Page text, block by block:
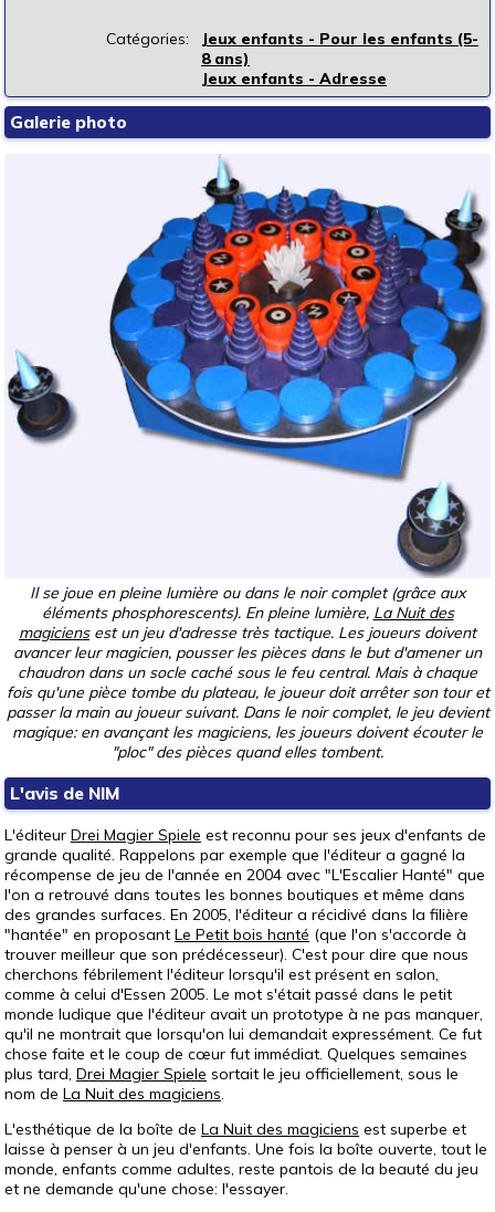
Catégories:
Jeux enfants - Pour les enfants (5-
8 ans)
Jeux enfants - Adresse
Galerie photo
Il se joue en pleine lumière ou dans le noir complet (grâce aux
éléments phosphorescents). En pleine lumière, La Nuit des
magiciensest un jeu d'adresse très tactique. Les joueurs doivent
avancer leur magicien, pousser les pièces dans le but d'amener un
chaudron dans un socle caché sous le feu central. Mais à chaque
fois qu'une pièce tombe du plateau, le joueur doit arrêter son tour et
passer la main au joueur suivant. Dans le noir complet, le jeu devient
magique: en avançant les magiciens, les joueurs doivent écouter le
"ploc" des pièces quand elles tombent.
L'avis de NIM
L'éditeur Drei Magier Spiele est reconnu pour ses jeux d'enfants de
grande qualité. Rappelons par exemple que l'éditeur a gagné la
récompense de jeu de l'année en 2004 avec "L'Escalier Hanté" que
l'on a retrouvé dans toutes les bonnes boutiques et même dans
des grandes surfaces. En 2005, l'éditeur a récidivé dans la filière
"hantée" en proposant Le Petit bois hanté (que l'on s'accorde à
trouver meilleur que son prédécesseur). C'est pour dire que nous
cherchons fébrilement l'éditeur lorsqu'il est présent en salon,
comme à celui d'Essen 2005. Le mot s'était passé dans le petit
monde ludique que l'éditeur avait un prototype à ne pas manquer,
qu'il ne montrait que lorsqu'on lui demandait expressément. Ce fut
chose faite et le coup de cœur fut immédiat. Quelques semaines
plus tard, Drei Magier Spiele sortait le jeu officiellement, sous le
nom de La Nuit des magiciens.
L'esthétique de la boîte de La Nuit des magiciens est superbe et
laisse à penser à un jeu d'enfants. Une fois la boîte ouverte, tout le
monde, enfants comme adultes, reste pantois de la beauté du jeu
et ne demande qu'une chose: l'essayer.